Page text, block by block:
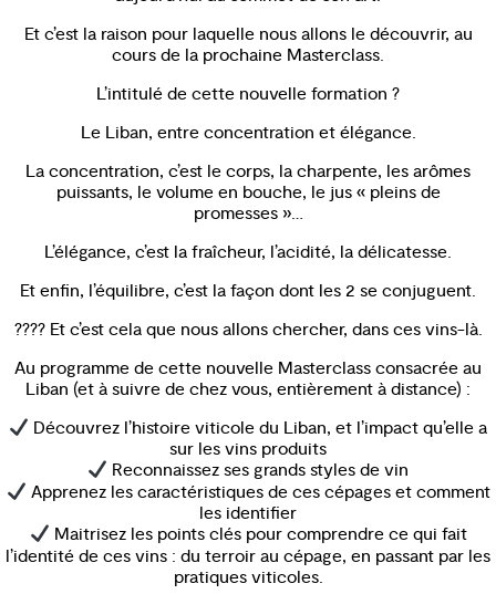
Et c’est la raison pour laquelle nous allons le découvrir, au
cours de la prochaine Masterclass.
L’intitulé de cette nouvelle formation ?
Le Liban, entre concentration et élégance.
La concentration, c’est le corps, la charpente, les arômes
puissants, le volume en bouche, le jus « pleins de
promesses »…
L’élégance, c’est la fraîcheur, l’acidité, la délicatesse.
Et enfin, l’équilibre, c’est la façon dont les 2 se conjuguent.
???? Et c’est cela que nous allons chercher, dans ces vins-là.
Au programme de cette nouvelle Masterclass consacrée au
Liban (et à suivre de chez vous, entièrement à distance) :
Découvrez l’histoire viticole du Liban, et l’impact qu’elle a
sur les vins produits
Reconnaissez ses grands styles de vin
Apprenez les caractéristiques de ces cépages et comment
les identifier
Maitrisez les points clés pour comprendre ce qui fait
l’identité de ces vins : du terroir au cépage, en passant par les
pratiques viticoles.